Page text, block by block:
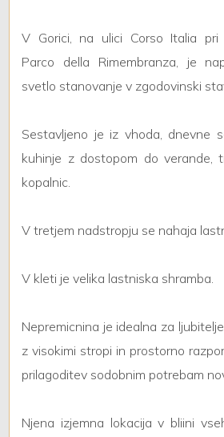
V Gorici, na ulici Corso Italia pri
Parco della Rimembranza, je
svetlo stanovanje v zgodovinski
Sestavljeno je iz vhoda, dnevne
kuhinje z dostopom do verande,
kopalnic.
V tretjem nadstropju se nahaja
V kleti je velika lastniska shramba.
Nepremicnina je idealna za
z visokimi stropi in prostorno
prilagoditev sodobnim potrebam
Njena izjemna lokacija v bliini
-
multiscelta
Posto auto/Box
Nuova costruzione